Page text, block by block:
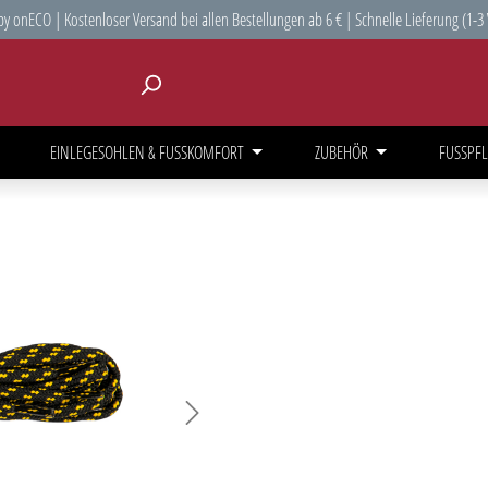
onECO | Kostenloser Versand bei allen Bestellungen ab 6 € | Schnelle Lieferung (1-
EINLEGESOHLEN & FUSSKOMFORT ZUBEHÖR